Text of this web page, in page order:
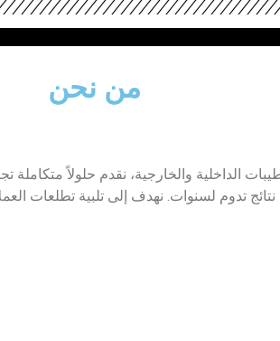
من نحن
الداخلية والخارجية، نقدم حلولاً متكاملة
تدوم لسنوات. نهدف إلى تلبية تطلعات